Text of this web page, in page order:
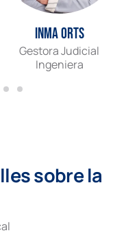
Inma Orts
Gestora Judicial
Ingeniera
sobre la